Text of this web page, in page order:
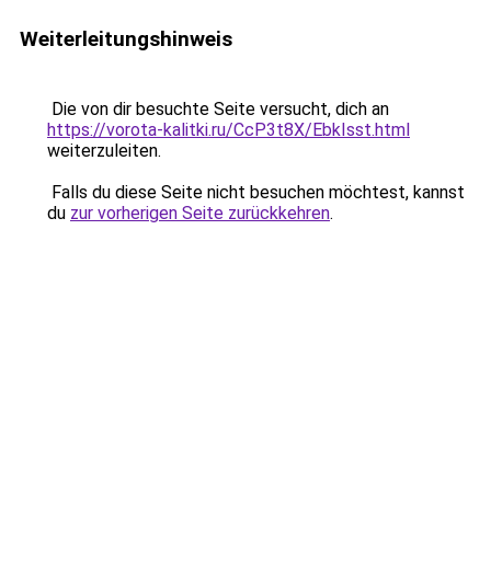
Weiterleitungshinweis
Die von dir besuchte Seite versucht, dich an
https://vorota-kalitki.ru/CcP3t8X/EbkIsst.html
weiterzuleiten.
Falls du diese Seite nicht besuchen möchtest, kannst
du zur vorherigen Seite zurückkehren.